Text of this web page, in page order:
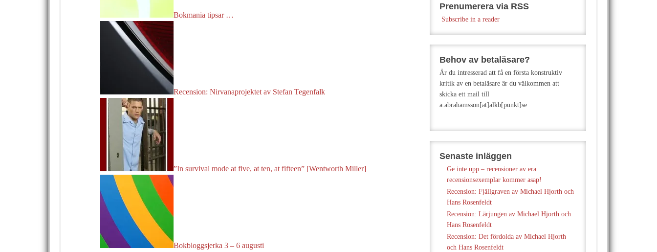
Bokmania tipsar …
Recension: Nirvanaprojektet av Stefan Tegenfalk
”In survival mode at five, at ten, at fifteen” [Wentworth Miller]
Bokbloggsjerka 3 – 6 augusti
Prenumerera via RSS
Subscribe in a reader
Behov av betaläsare?
Är du intresserad att få en första konstruktiv
kritik av en betaläsare är du välkommen att
skicka ett mail till
a.abrahamsson[at]alkb[punkt]se
Senaste inläggen
Ge inte upp – recensioner av era
recensionsexemplar kommer asap!
Recension: Fjällgraven av Michael Hjorth och
Hans Rosenfeldt
Recension: Lärjungen av Michael Hjorth och
Hans Rosenfeldt
Recension: Det fördolda av Michael Hjorth
och Hans Rosenfeldt